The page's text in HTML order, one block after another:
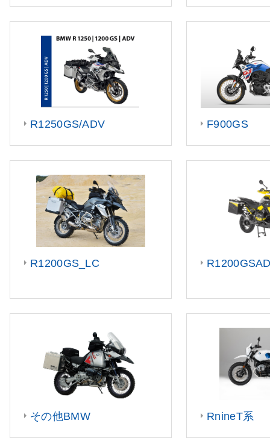
R1250GS/ADV F900GS
R1200GS_LC
その他BMW RnineT系